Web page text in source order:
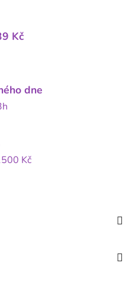
Kč
dne
Kč